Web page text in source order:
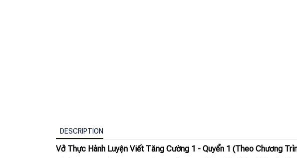
DESCRIPTION
Vở Thực Hành Luyện Viết Tăng Cường 1 - Quyển 1 (Theo Chương